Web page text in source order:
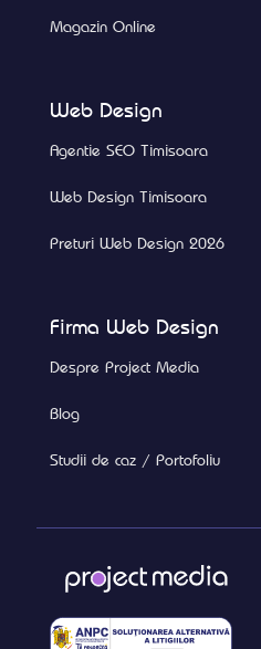
Magazin Online
Web Design
Agentie SEO Timisoara
Web Design Timisoara
Preturi Web Design 2026
Firma Web Design
Despre Project Media
Blog
Studii de caz / Portofoliu